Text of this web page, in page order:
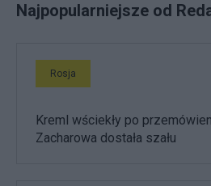
Najpopularniejsze od
Rosja
Kreml wściekły po
Zacharowa dostała szału